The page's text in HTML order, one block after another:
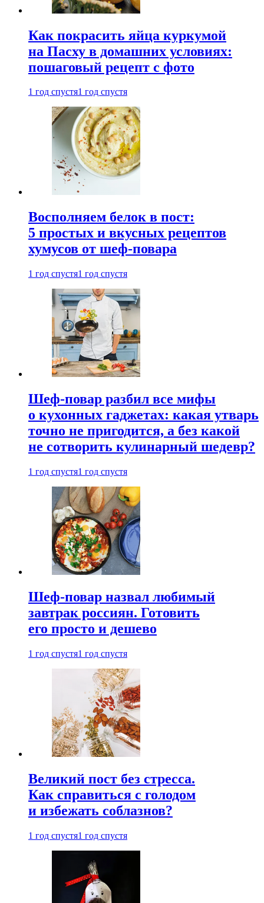
Как покрасить яйца куркумой
на Пасху в домашних условиях:
пошаговый рецепт с фото
1 год спустя1 год спустя
Восполняем белок в пост:
5 простых и вкусных рецептов
хумусов от шеф-повара
1 год спустя1 год спустя
Шеф-повар разбил все мифы
о кухонных гаджетах: какая утварь
точно не пригодится, а без какой
не сотворить кулинарный шедевр?
1 год спустя1 год спустя
Шеф-повар назвал любимый
завтрак россиян. Готовить
его просто и дешево
1 год спустя1 год спустя
Великий пост без стресса.
Как справиться с голодом
и избежать соблазнов?
1 год спустя1 год спустя